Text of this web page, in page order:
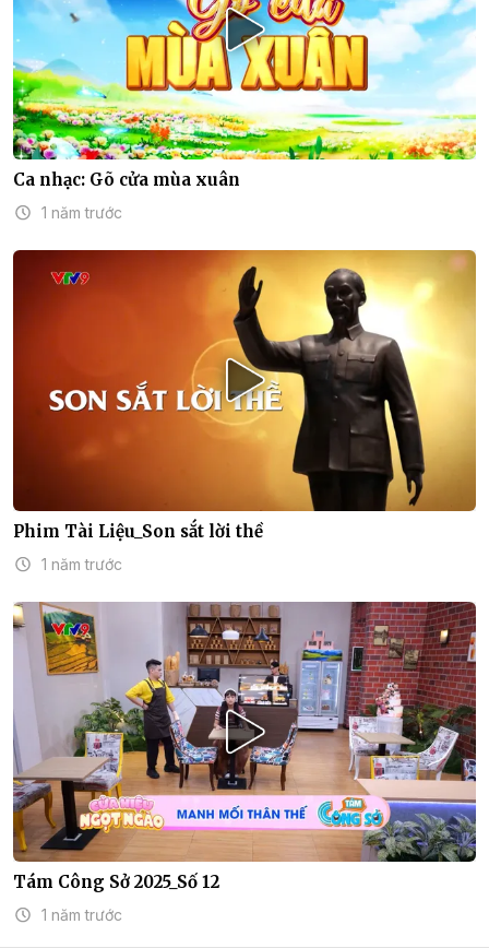
Ca nhạc: Gõ cửa mùa xuân
1 năm trước
Phim Tài Liệu_Son sắt lời thề
1 năm trước
Tám Công Sở 2025_Số 12
1 năm trước